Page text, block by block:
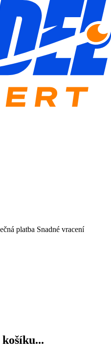
platba Snadné vracení